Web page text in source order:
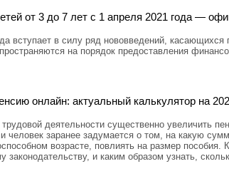
от 3 до 7 лет с 1 апреля 2021 года —
вступает в силу ряд нововведений, касающихся
на порядок предоставления
онлайн: актуальный калькулятор на
деятельности существенно увеличить
человек заранее задумается о том, на какую
возрасте, повлиять на размер пособия.
законодательству, и каким образом узнать,